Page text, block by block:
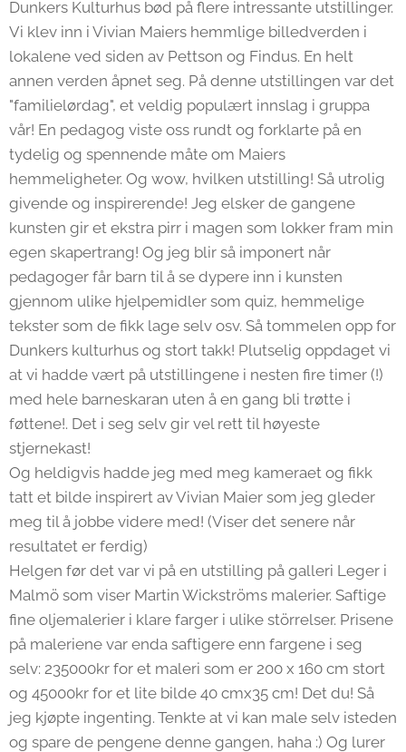
Dunkers Kulturhus bød på flere intressante utstillinger.
Vi klev inn i Vivian Maiers hemmlige billedverden i
lokalene ved siden av Pettson og Findus. En helt
annen verden åpnet seg. På denne utstillingen var det
"familielørdag", et veldig populært innslag i gruppa
vår! En pedagog viste oss rundt og forklarte på en
tydelig og spennende måte om Maiers
hemmeligheter. Og wow, hvilken utstilling! Så utrolig
givende og inspirerende! Jeg elsker de gangene
kunsten gir et ekstra pirr i magen som lokker fram min
egen skapertrang! Og jeg blir så imponert når
pedagoger får barn til å se dypere inn i kunsten
gjennom ulike hjelpemidler som quiz, hemmelige
tekster som de fikk lage selv osv. Så tommelen opp for
Dunkers kulturhus og stort takk! Plutselig oppdaget vi
at vi hadde vært på utstillingene i nesten fire timer (!)
med hele barneskaran uten å en gang bli trøtte i
føttene!. Det i seg selv gir vel rett til høyeste
stjernekast!
Og heldigvis hadde jeg med meg kameraet og fikk
tatt et bilde inspirert av Vivian Maier som jeg gleder
meg til å jobbe videre med! (Viser det senere når
resultatet er ferdig)
Helgen før det var vi på en utstilling på galleri Leger i
Malmö som viser Martin Wickströms malerier. Saftige
fine oljemalerier i klare farger i ulike störrelser. Prisene
på maleriene var enda saftigere enn fargene i seg
selv: 235000kr for et maleri som er 200 x 160 cm stort
og 45000kr for et lite bilde 40 cmx35 cm! Det du! Så
jeg kjøpte ingenting. Tenkte at vi kan male selv isteden
og spare de pengene denne gangen, haha :) Og lurer